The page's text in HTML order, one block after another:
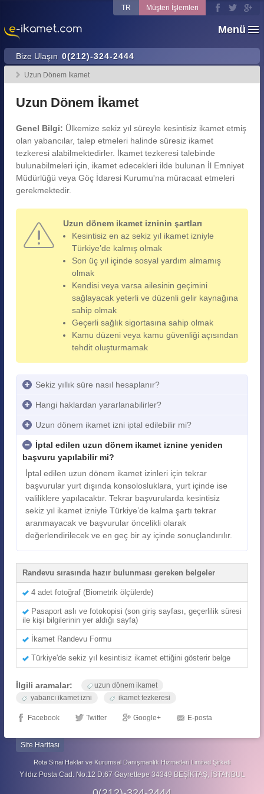
Menü
Bize Ulaşın 0(212)-324-2444
TR Müşteri İşlemleri
Uzun Dönem İkamet
Uzun Dönem İkamet
Genel Bilgi: Ülkemize sekiz yıl süreyle kesintisiz ikamet etmiş
olan yabancılar, talep etmeleri halinde süresiz ikamet
tezkeresi alabilmektedirler. İkamet tezkeresi talebinde
bulunabilmeleri için, ikamet edecekleri ilde bulunan İl Emniyet
Müdürlüğü veya Göç İdaresi Kurumu'na müracaat etmeleri
gerekmektedir.
Uzun dönem ikamet izninin şartları
Kesintisiz en az sekiz yıl ikamet izniyle
Türkiye’de kalmış olmak
Son üç yıl içinde sosyal yardım almamış
olmak
Kendisi veya varsa ailesinin geçimini
sağlayacak yeterli ve düzenli gelir kaynağına
sahip olmak
Geçerli sağlık sigortasına sahip olmak
Kamu düzeni veya kamu güvenliği açısından
tehdit oluşturmamak
Sekiz yıllık süre nasıl hesaplanır?
Hangi haklardan yararlanabilirler?
Uzun dönem ikamet izni iptal edilebilir mi?
İptal edilen uzun dönem ikamet iznine yeniden
başvuru yapılabilir mi?
İptal edilen uzun dönem ikamet izinleri için tekrar
başvurular yurt dışında konsolosluklara, yurt içinde ise
valiliklere yapılacaktır. Tekrar başvurularda kesintisiz
sekiz yıl ikamet izniyle Türkiye’de kalma şartı tekrar
aranmayacak ve başvurular öncelikli olarak
değerlendirilecek ve en geç bir ay içinde sonuçlandırılır.
Randevu sırasında hazır bulunması gereken belgeler
4 adet fotoğraf (Biometrik ölçülerde)
Pasaport aslı ve fotokopisi (son giriş sayfası, geçerlilik süresi
ile kişi bilgilerinin yer aldığı sayfa)
İkamet Randevu Formu
Türkiye'de sekiz yıl kesintisiz ikamet ettiğini gösterir belge
İlgili aramalar:
uzun dönem ikamet
yabancı ikamet izni
ikamet tezkeresi
Facebook Twitter Google+ E-posta
Site Haritası
Rota Sınai Haklar ve Kurumsal Danışmanlık Hizmetleri Limited Şirketi
Yıldız Posta Cad. No:12 D:67 Gayrettepe 34349 BEŞİKTAŞ, İSTANBUL